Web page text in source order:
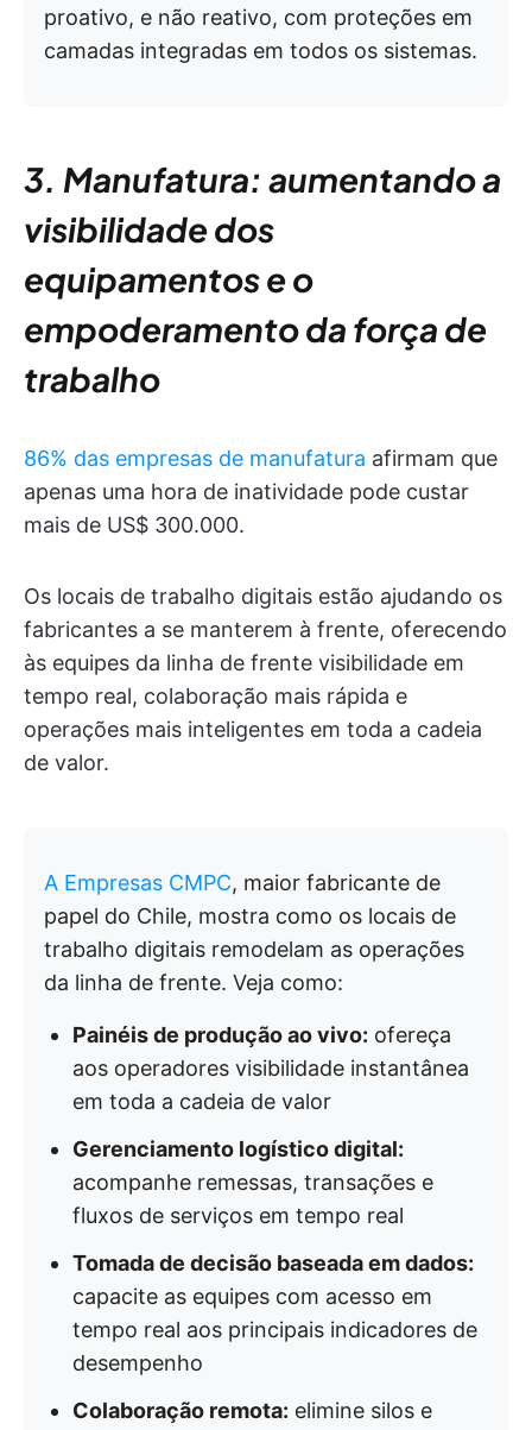
proativo, e não reativo, com proteções em
camadas integradas em todos os sistemas.
3. Manufatura: aumentando a
visibilidade dos
equipamentos e o
empoderamento da força de
trabalho
86% das empresas de manufatura afirmam que
apenas uma hora de inatividade pode custar
mais de US$ 300.000.
Os locais de trabalho digitais estão ajudando os
fabricantes a se manterem à frente, oferecendo
às equipes da linha de frente visibilidade em
tempo real, colaboração mais rápida e
operações mais inteligentes em toda a cadeia
de valor.
A Empresas CMPC, maior fabricante de
papel do Chile, mostra como os locais de
trabalho digitais remodelam as operações
da linha de frente. Veja como:
Painéis de produção ao vivo: ofereça
aos operadores visibilidade instantânea
em toda a cadeia de valor
Gerenciamento logístico digital:
acompanhe remessas, transações e
fluxos de serviços em tempo real
Tomada de decisão baseada em dados:
capacite as equipes com acesso em
tempo real aos principais indicadores de
desempenho
Colaboração remota: elimine silos e